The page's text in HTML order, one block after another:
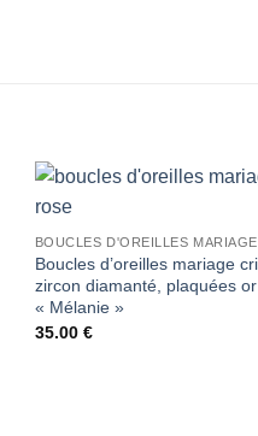
BOUCLES D'OREILLES MARIAGE
Boucles d’oreilles mariage
zircon diamanté, plaquées
« Mélanie »
35.00 €